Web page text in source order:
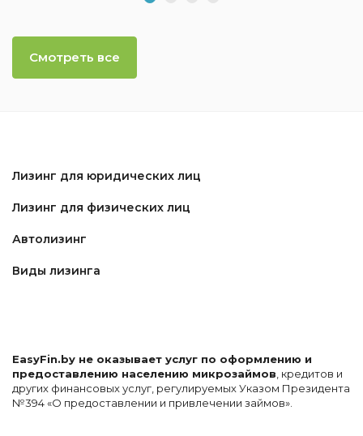
Смотреть все
Лизинг для юридических лиц
Лизинг для физических лиц
Автолизинг
Виды лизинга
EasyFin.by не оказывает услуг по оформлению и
предоставлению населению микрозаймов , кредитов и
других финансовых услуг, регулируемых Указом Президента
№394 «О предоставлении и привлечении займов».